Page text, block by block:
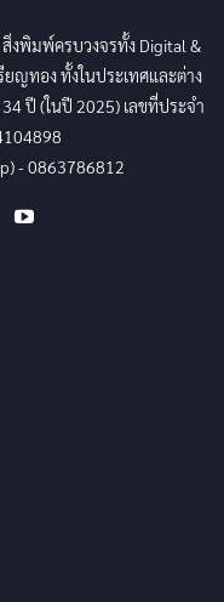
งพิมพ์ครบวงจรทั้ง Digital &
ญทอง ทั้งในประเทศและต่าง
ปี (ในปี 2025) เลขที่ประจำ
- 0863786812